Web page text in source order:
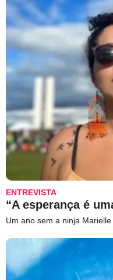
ENTREVISTA
“A esperança é
Um ano sem a ninja